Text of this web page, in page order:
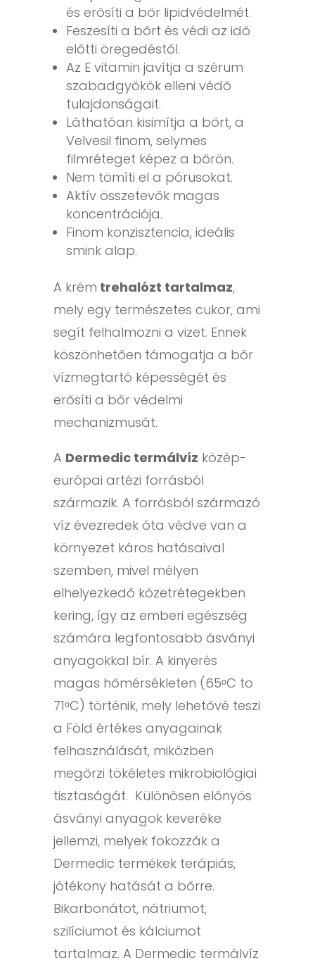
és erősíti a bőr lipidvédelmét.
Feszesíti a bőrt és védi az idő
előtti öregedéstől.
Az E vitamin javítja a szérum
szabadgyökök elleni védő
tulajdonságait.
Láthatóan kisimítja a bőrt, a
Velvesil finom, selymes
filmréteget képez a bőrön.
Nem tömíti el a pórusokat.
Aktív összetevők magas
koncentrációja.
Finom konzisztencia, ideális
smink alap.
A krém trehalózt tartalmaz,
mely egy természetes cukor, ami
segít felhalmozni a vizet. Ennek
köszönhetően támogatja a bőr
vízmegtartó képességét és
erősíti a bőr védelmi
mechanizmusát.
A Dermedic termálvíz közép-
európai artézi forrásból
származik. A forrásból származó
víz évezredek óta védve van a
környezet káros hatásaival
szemben, mivel mélyen
elhelyezkedő kőzetrétegekben
kering, így az emberi egészség
számára legfontosabb ásványi
anyagokkal bír. A kinyerés
magas hőmérsékleten (65ᵒC to
71ᵒC) történik, mely lehetővé teszi
a Föld értékes anyagainak
felhasználását, miközben
megőrzi tökéletes mikrobiológiai
tisztaságát. Különösen előnyös
ásványi anyagok keveréke
jellemzi, melyek fokozzák a
Dermedic termékek terápiás,
jótékony hatását a bőrre.
Bikarbonátot, nátriumot,
szilíciumot és kálciumot
tartalmaz. A Dermedic termálvíz